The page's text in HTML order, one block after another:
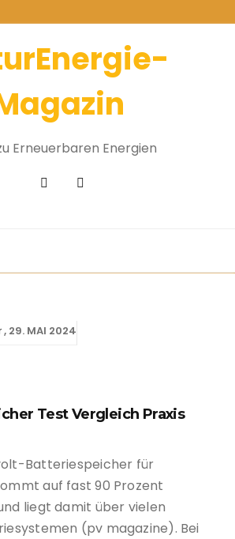
Erneuerbaren Energien
Test Vergleich Praxis
29. MAI 2024
Batteriespeicher für
auf fast 90 Prozent
liegt damit über vielen
(pv magazine). Bei